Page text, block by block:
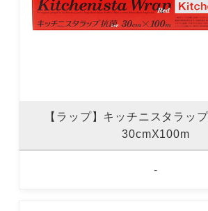
【ラップ】キッチニスタラッ
30cmX100m
-